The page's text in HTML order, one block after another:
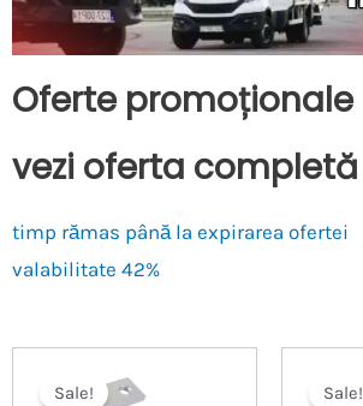
Oferte promoționale
vezi oferta completă
timp rămas până la expirarea ofertei
valabilitate 42%
Sale! Sale!